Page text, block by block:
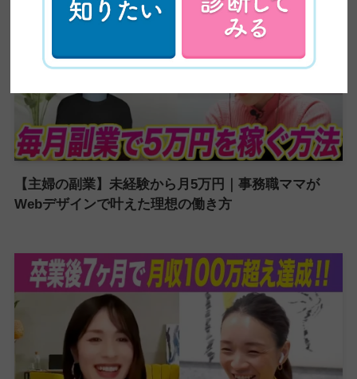
【主婦の副業】未経験から月5万円｜事務職ママが
Webデザインで叶えた理想の働き方